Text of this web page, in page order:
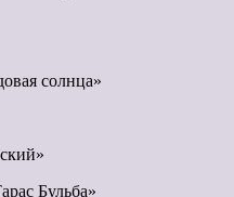
солнца»
Бульба»